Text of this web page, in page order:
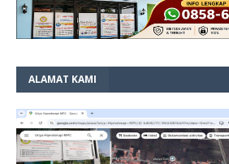
ALAMAT KAMI